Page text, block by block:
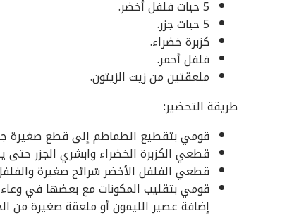
5 حبات فلفل أخضر.
5 حبات جزر.
كزبرة خضراء.
فلفل أحمر.
ملعقتين من زيت الزيتون.
طريقة التحضير:
قومي بتقطيع الطماطم إلى قطع صغيرة
قطعي الكزبرة الخضراء وابشري الجزر حتى
قطعي الفلفل الأخضر شرائح صغيرة
قومي بتقليب المكونات مع بعضها في
إضافة عصير الليمون أو ملعقة صغيرة